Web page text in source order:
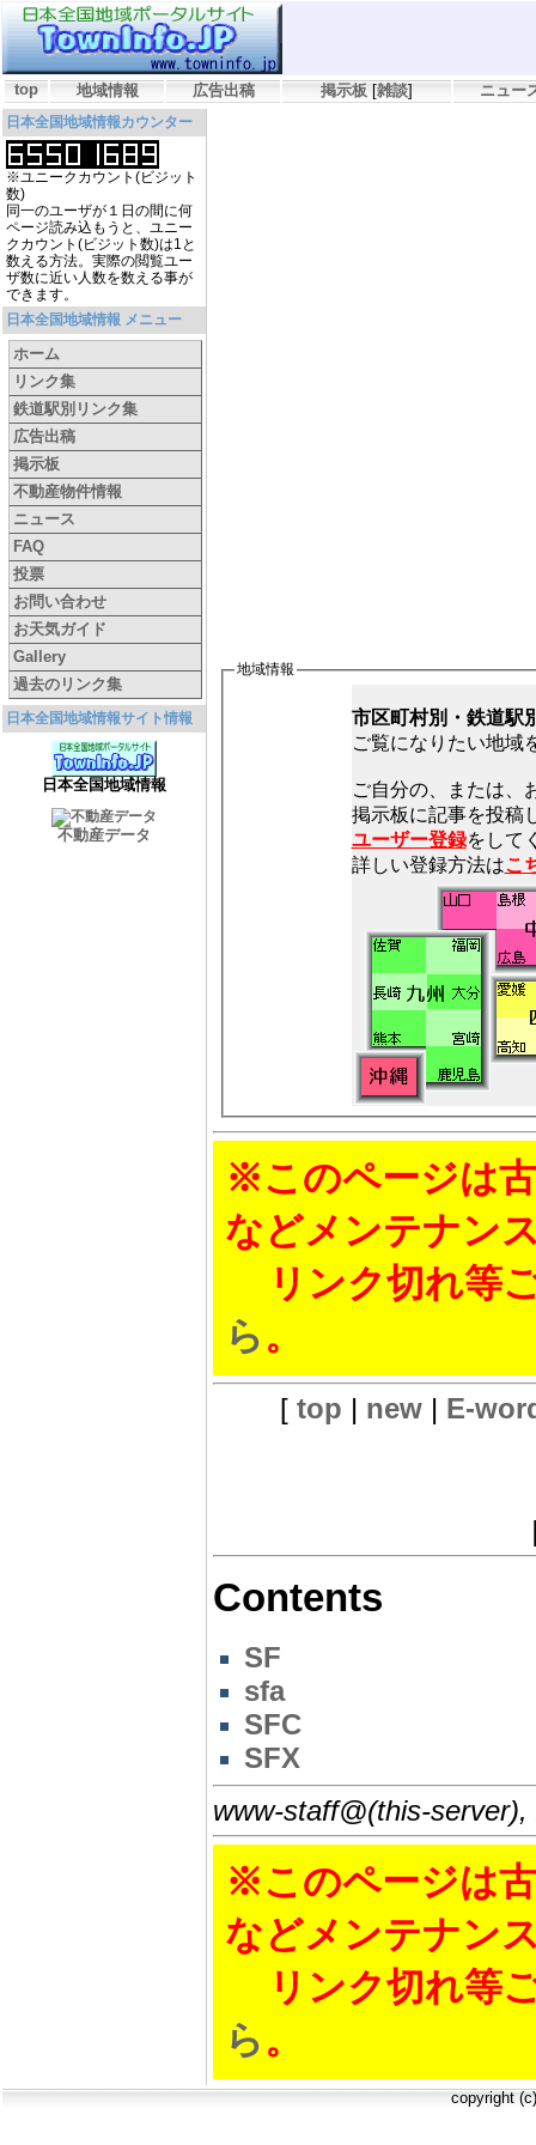
top 地域情報 広告出稿 掲示板 [雑談] ニュー
日本全国地域情報カウンター
※ユニークカウント(ビジット
数)
同一のユーザが１日の間に何
ページ読み込もうと、ユニー
クカウント(ビジット数)は1と
数える方法。実際の閲覧ユー
ザ数に近い人数を数える事が
できます。
日本全国地域情報 メニュー
ホーム
リンク集
鉄道駅別リンク集
広告出稿
掲示板
不動産物件情報
ニュース
FAQ
投票
お問い合わせ
お天気ガイド
Gallery
過去のリンク集
日本全国地域情報サイト情報
日本全国地域情報
不動産データ
地域情報
市区町村別・鉄道駅
ご覧になりたい地域
ご自分の、または、
ユーザー登録をして
詳しい登録方法はこ
※このページは
などメンテナン
リンク切れ等
ら。
[ top | new| E-
Contents
SF
sfa
SFC
SFX
www-staff@(this-
※このページは
などメンテナン
リンク切れ等
ら。
copyright